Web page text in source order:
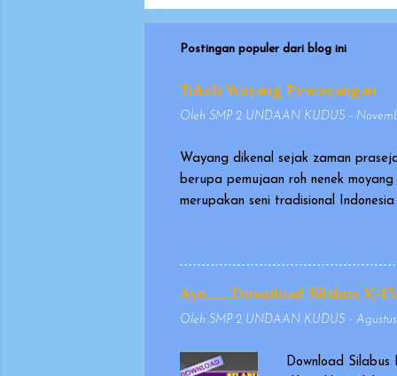
Postingan populer dari blog ini
Tokoh Wayang Pewayangan
Oleh SMP 2 UNDAAN KUDUS -
Wayang dikenal sejak zaman
berupa pemujaan roh nenek
merupakan seni tradisional
sangat berharga (Masterpiece of
memakai kostum, yang dikenal
Wayang yang dimainkan dalang ini
Ayo.......Download Silabus K-
Oleh SMP 2 UNDAAN KUDUS -
Download Silabus